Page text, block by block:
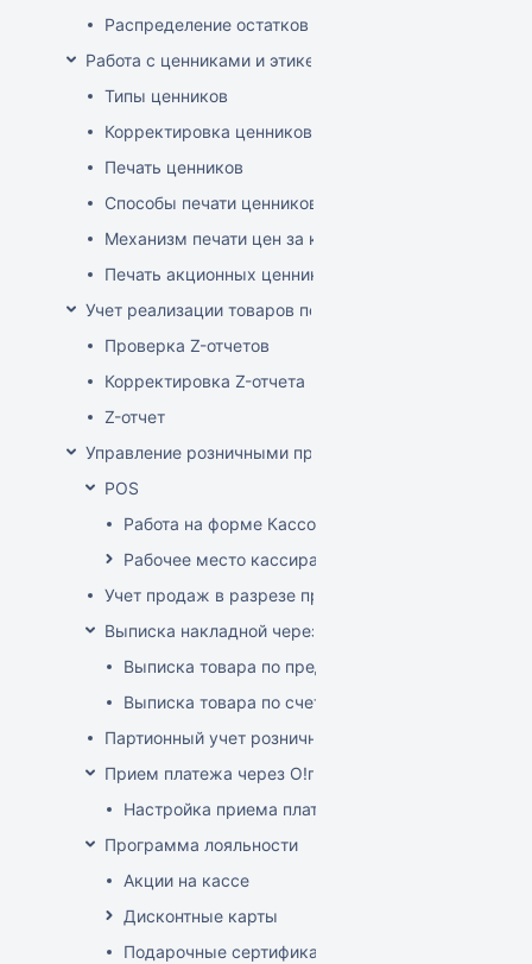
Распределение остатков склада по заказам
Работа с ценниками и этикетками
Типы ценников
Корректировка ценников
Печать ценников
Способы печати ценников
Механизм печати цен за килограмм/литр товара
Печать акционных ценников
Учет реализации товаров по кассе
Проверка Z-отчетов
Корректировка Z-отчета
Z-отчет
Управление розничными продажами
POS
Работа на форме Кассовые операции
Рабочее место кассира
Учет продаж в разрезе продавцов-консультантов
Выписка накладной через POS
Выписка товара по предоплате
Выписка товара по счет-фактуре
Партионный учет розничных продаж
Прием платежа через O!плати
Настройка приема платежей О!плати
Программа лояльности
Акции на кассе
Дисконтные карты
Подарочные сертификаты